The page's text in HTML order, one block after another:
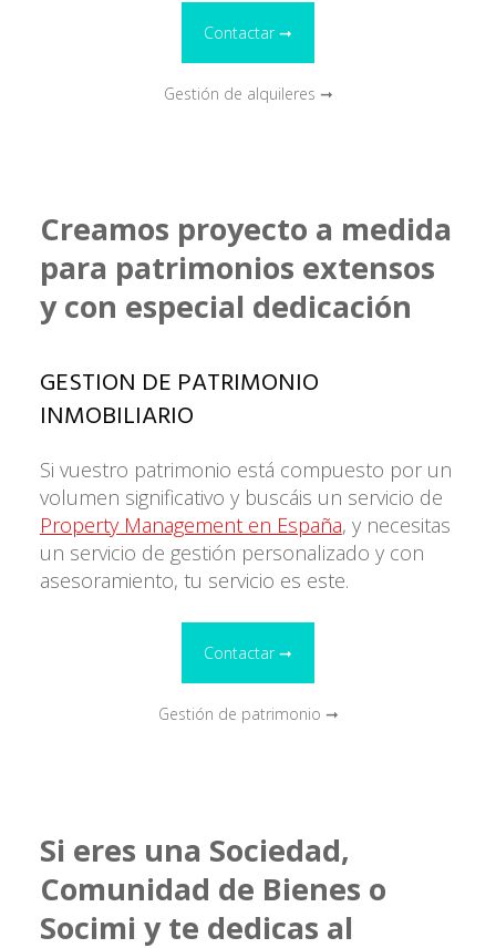
Contactar ➞
Gestión de alquileres ➞
Creamos proyecto a medida
para patrimonios extensos
y con especial dedicación
GESTION DE PATRIMONIO
INMOBILIARIO
Si vuestro patrimonio está compuesto por un
volumen significativo y buscáis un servicio de
Property Management en España, y necesitas
un servicio de gestión personalizado y con
asesoramiento, tu servicio es este.
Contactar ➞
Gestión de patrimonio ➞
Si eres una Sociedad,
Comunidad de Bienes o
Socimi y te dedicas al